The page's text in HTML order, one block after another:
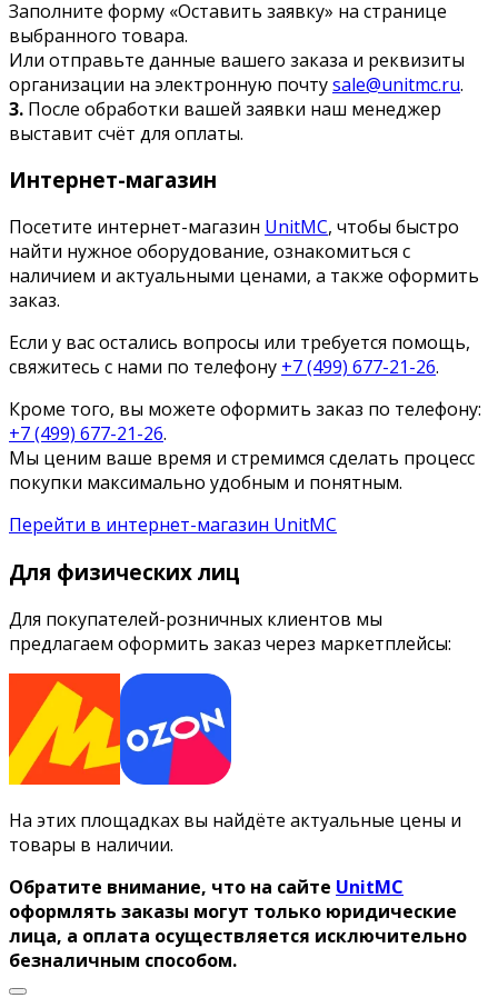
Заполните форму «Оставить заявку» на странице
выбранного товара.
Или отправьте данные вашего заказа и реквизиты
организации на электронную почтуsale@unitmc.ru.
3. После обработки вашей заявки наш менеджер
выставит счёт для оплаты.
Интернет-магазин
Посетите интернет-магазин UnitMC, чтобы быстро
найти нужное оборудование, ознакомиться с
наличием и актуальными ценами, а также оформить
заказ.
Если у вас остались вопросы или требуется помощь,
свяжитесь с нами по телефону +7 (499) 677-21-26.
Кроме того, вы можете оформить заказ по телефону:
+7 (499) 677-21-26.
Мы ценим ваше время и стремимся сделать процесс
покупки максимально удобным и понятным.
Перейти в интернет-магазин UnitMC
Для физических лиц
Для покупателей-розничных клиентов мы
предлагаем оформить заказ через маркетплейсы:
На этих площадках вы найдёте актуальные цены и
товары в наличии.
Обратите внимание, что на сайте UnitMC
оформлять заказы могут только юридические
лица, а оплата осуществляется исключительно
безналичным способом.